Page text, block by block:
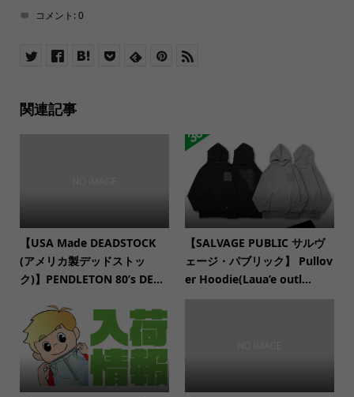
コメント:0
関連記事
【USA Made DEADSTOCK
(アメリカ製デッドストッ
ク)】PENDLETON 80’s DE...
【SALVAGE PUBLIC サルヴ
ェージ・パブリック】 Pullov
er Hoodie(Laua’e outl...